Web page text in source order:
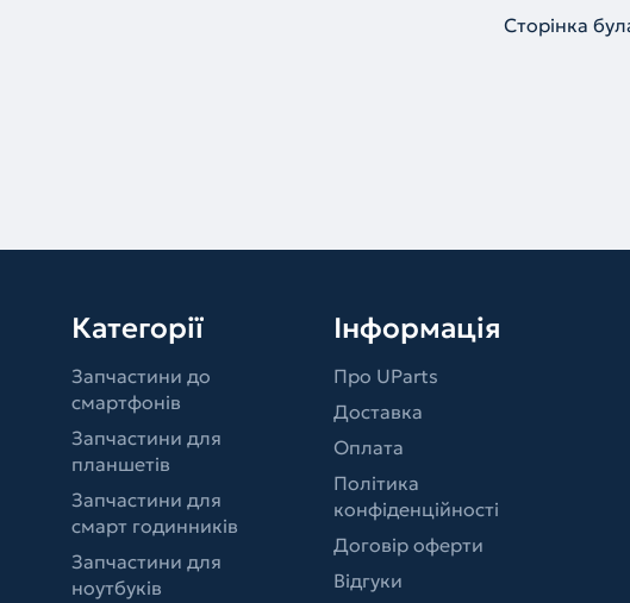
Сторінка
Категорії
Запчастини до
смартфонів
Запчастини для
планшетів
Запчастини для
смарт годинників
Запчастини для
ноутбуків
Інформація
Про UParts
Доставка
Оплата
Політика
конфіденційності
Договір оферти
Відгуки